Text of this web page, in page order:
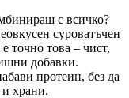
с всичко?
суроватъчен
точно това – чист,
добавки.
протеин, без да
храни.